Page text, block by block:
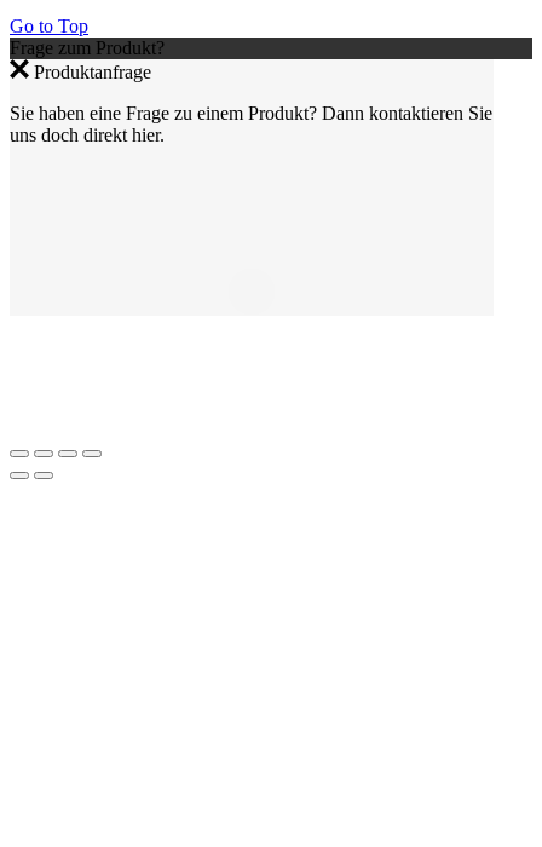
Go to Top
Frage zum Produkt?
Produktanfrage
Sie haben eine Frage zu einem Produkt? Dann kontaktieren Sie
uns doch direkt hier.